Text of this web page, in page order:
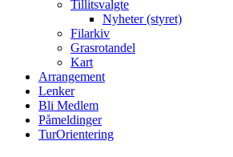
Tillitsvalgte
Nyheter (styret)
Filarkiv
Grasrotandel
Kart
Arrangement
Lenker
Bli Medlem
Påmeldinger
TurOrientering